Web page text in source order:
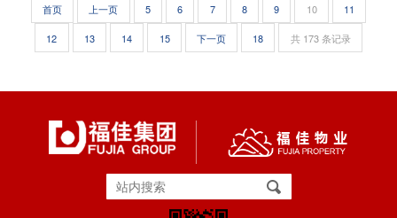
首页 上一页 5 6 7 8 9 10 11
12 13 14 15 下一页 18 共 173 条记录